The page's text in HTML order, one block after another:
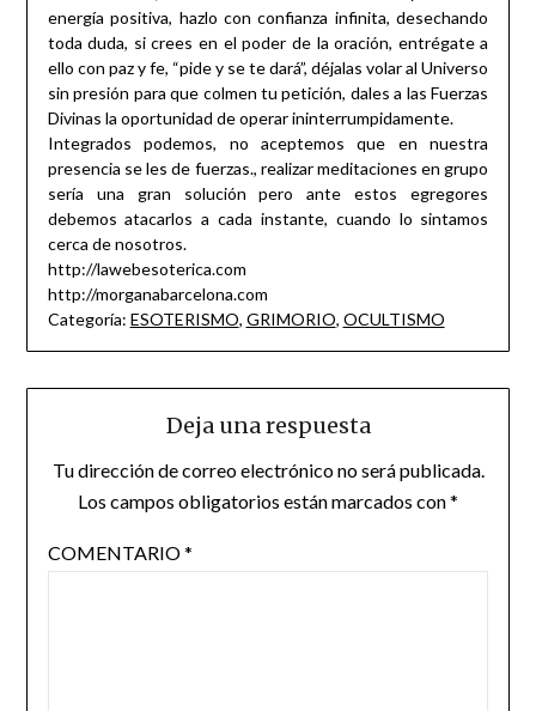
energía positiva, hazlo con confianza infinita, desechando
toda duda, si crees en el poder de la oración, entrégate a
ello con paz y fe, “pide y se te dará”, déjalas volar al Universo
sin presión para que colmen tu petición, dales a las Fuerzas
Divinas la oportunidad de operar ininterrumpidamente.
Integrados podemos, no aceptemos que en nuestra
presencia se les de fuerzas., realizar meditaciones en grupo
sería una gran solución pero ante estos egregores
debemos atacarlos a cada instante, cuando lo sintamos
cerca de nosotros.
http://lawebesoterica.com
http://morganabarcelona.com
Categoría: ESOTERISMO, GRIMORIO, OCULTISMO
Deja una respuesta
Tu dirección de correo electrónico no será publicada.
Los campos obligatorios están marcados con*
COMENTARIO*